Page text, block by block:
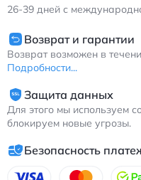
26-39 дней с
Возврат и гарантии
Возврат возможен в
Подробности...
Защита данных
Для этого мы используем
блокируем новые угрозы.
Безопасность